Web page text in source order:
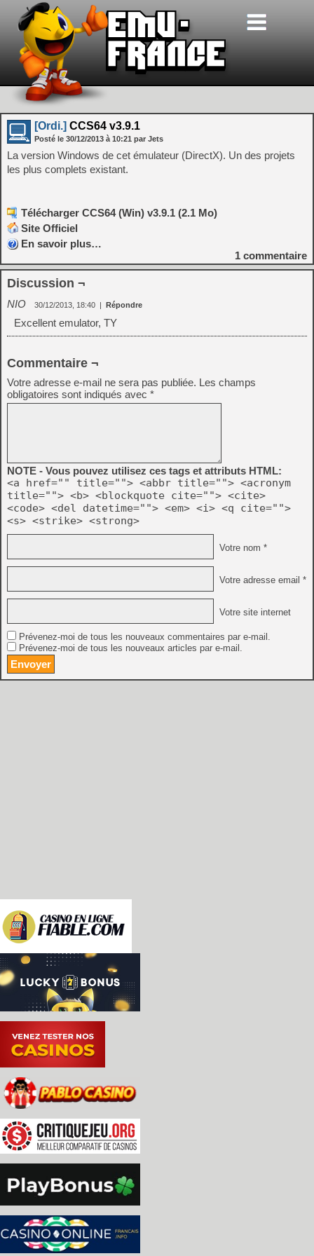
[Ordi.] CCS64 v3.9.1
Posté le 30/12/2013 à 10:21 par Jets
La version Windows de cet émulateur (DirectX). Un des projets
les plus complets existant.
Télécharger CCS64 (Win) v3.9.1 (2.1 Mo)
Site Officiel
En savoir plus…
1 commentaire
Discussion ¬
NIO 30/12/2013, 18:40 | Répondre
Excellent emulator, TY
Commentaire ¬
Votre adresse e-mail ne sera pas publiée. Les champs
obligatoires sont indiqués avec *
NOTE - Vous pouvez utilisez ces tags et attributs HTML:
<a href="" title=""> <abbr title=""> <acronym
title=""> <b> <blockquote cite=""> <cite>
<code> <del datetime=""> <em> <i> <q cite="">
<s> <strike> <strong>
Votre nom *
Votre adresse email *
Votre site internet
Prévenez-moi de tous les nouveaux commentaires par e-mail.
Prévenez-moi de tous les nouveaux articles par e-mail.